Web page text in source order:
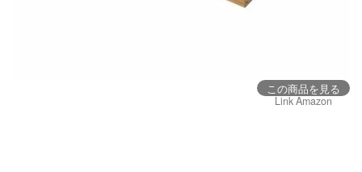
この商品を見る
Link Amazon